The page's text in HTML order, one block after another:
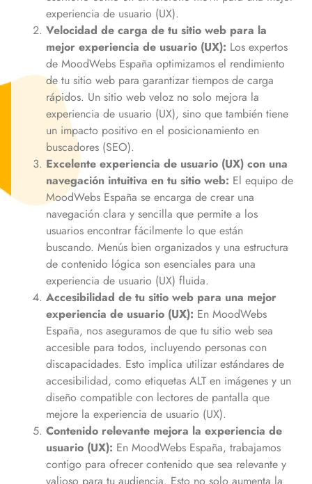
experiencia de usuario (UX).
Velocidad de carga de tu sitio web para la
mejor experiencia de usuario (UX): Los expertos
de MoodWebs España optimizamos el rendimiento
de tu sitio web para garantizar tiempos de carga
rápidos. Un sitio web veloz no solo mejora la
experiencia de usuario (UX), sino que también tiene
un impacto positivo en el posicionamiento en
buscadores (SEO).
Excelente experiencia de usuario (UX) con una
navegación intuitiva en tu sitio web: El equipo de
MoodWebs España se encarga de crear una
navegación clara y sencilla que permite a los
usuarios encontrar fácilmente lo que están
buscando. Menús bien organizados y una estructura
de contenido lógica son esenciales para una
experiencia de usuario (UX) fluida.
Accesibilidad de tu sitio web para una mejor
experiencia de usuario (UX): En MoodWebs
España, nos aseguramos de que tu sitio web sea
accesible para todos, incluyendo personas con
discapacidades. Esto implica utilizar estándares de
accesibilidad, como etiquetas ALT en imágenes y un
diseño compatible con lectores de pantalla que
mejore la experiencia de usuario (UX).
Contenido relevante mejora la experiencia de
usuario (UX): En MoodWebs España, trabajamos
contigo para ofrecer contenido que sea relevante y